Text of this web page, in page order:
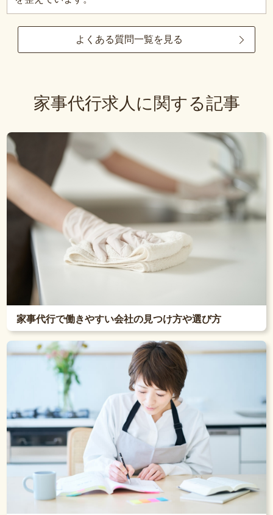
よくある質問一覧を見る
家事代行求人に関する記事
家事代行で働きやすい会社の見つけ方や選び方